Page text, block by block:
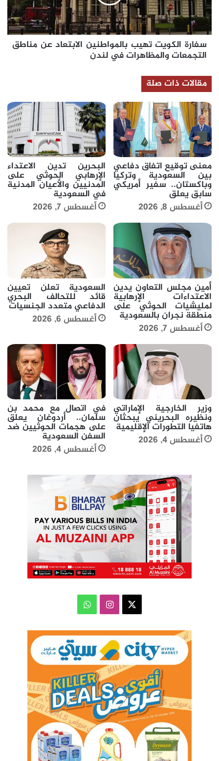
عن
مناطق
التجمعات
والمظاهرات
في
لندن
سفارة الكويت تهيب بالمواطنين الابتعاد عن مناطق
التجمعات والمظاهرات في لندن
مقالات ذات صلة
معنى توقيع اتفاق دفاعي
بين السعودية وتركيا
وباكستان.. سفير أمريكي
سابق يعلق
أغسطس 8, 2026
البحرين تدين الاعتداء
الإرهابي الحوثي على
المدنيين والأعيان المدنية
في السعودية
أغسطس 7, 2026
أمين مجلس التعاون يدين
الاعتداءات الإرهابية
لمليشيات الحوثي على
منطقة نجران بالسعودية
أغسطس 7, 2026
السعودية تعلن تعيين
قائد للتحالف البحري
الدفاعي متعدد الجنسيات
أغسطس 6, 2026
وزير الخارجية الإماراتي
ونظيره البحريني يبحثان
هاتفيا التطورات الإقليمية
أغسطس 4, 2026
في اتصال مع محمد بن
سلمان.. أردوغان يعلق
على هجمات الحوثيين ضد
السفن السعودية
أغسطس 4, 2026
انستقرامواتساب